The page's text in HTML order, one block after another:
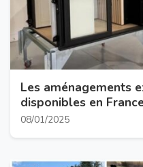
Les aménagements
disponibles en
08/01/2025